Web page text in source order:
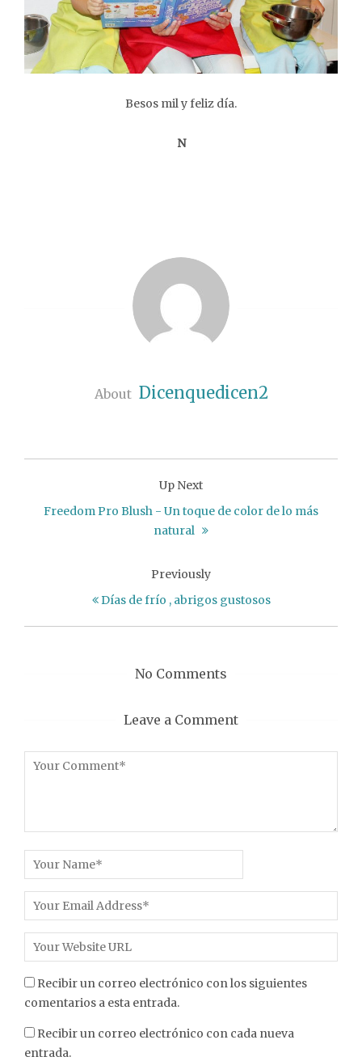
Besos mil y feliz día.
N
About Dicenquedicen2
Up Next
Freedom Pro Blush - Un toque de color de lo más
natural
Previously
Días de frío , abrigos gustosos
No Comments
Leave a Comment
Recibir un correo electrónico con los siguientes
comentarios a esta entrada.
Recibir un correo electrónico con cada nueva
entrada.